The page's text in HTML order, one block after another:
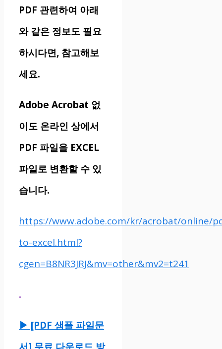
PDF 관련하여 아래
와 같은 정보도 필요
하시다면, 참고해보
세요.
Adobe Acrobat 없
이도 온라인 상에서
PDF 파일을 EXCEL
파일로 변환할 수 있
습니다.
https://www.adobe.com/kr/acrobat/online/
to-excel.html?
cgen=B8NR3JRJ&mv=other&mv2=t241
.
▶ [PDF 샘플 파일문